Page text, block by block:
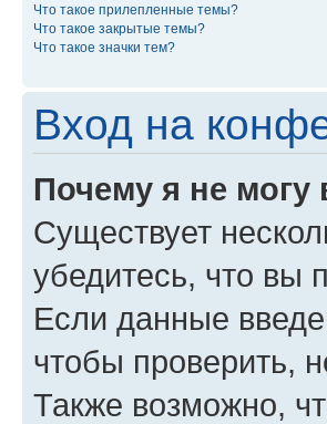
Что такое прилепленные темы?
Что такое закрытые темы?
Что такое значки тем?
Вход на
Почему я не могу
Существует
убедитесь, что вы
Если данные
чтобы проверить,
Также возможно,